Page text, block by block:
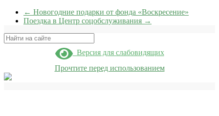
← Новогодние подарки от фонда «Воскресение»
Поездка в Центр соцобслуживания →
Поиск
Версия для слабовидящих
Прочтите перед использованием